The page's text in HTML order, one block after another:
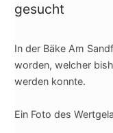
gesucht
In der Bäke Am
worden, welcher
werden konnte.
Ein Foto des